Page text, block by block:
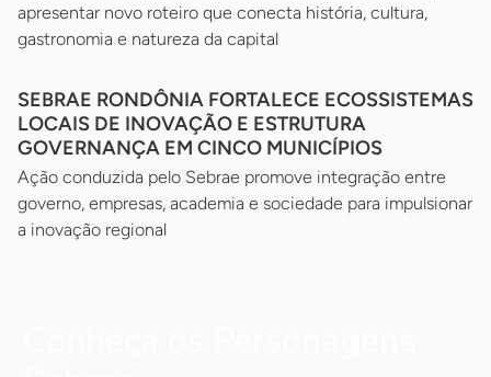
apresentar novo roteiro que conecta história, cultura,
gastronomia e natureza da capital
SEBRAE RONDÔNIA FORTALECE ECOSSISTEMAS
LOCAIS DE INOVAÇÃO E ESTRUTURA
GOVERNANÇA EM CINCO MUNICÍPIOS
Ação conduzida pelo Sebrae promove integração entre
governo, empresas, academia e sociedade para impulsionar
a inovação regional